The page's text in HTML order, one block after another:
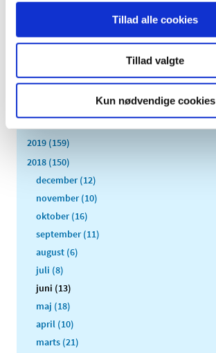
Tillad alle cookies
Tillad valgte
Kun nødvendige cookies
2024 (224)
2022 (197)
2019 (159)
2018 (150)
december (12)
november (10)
oktober (16)
september (11)
august (6)
juli (8)
juni (13)
maj (18)
april (10)
marts (21)